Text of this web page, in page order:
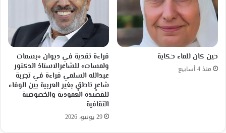
حين كان للماء حكاية
منذ 4 أسابيع
قراءة نقدية في ديوان «بسمات
ولمسات» للشاعرالاستاذ الدكتور
عبدالله السلمي قراءة في تجربة
شاعرٍ ناطقٍ بغير العربية بين الوفاء
للقصيدة العمودية والخصوصية
الثقافية
29 يونيو، 2026